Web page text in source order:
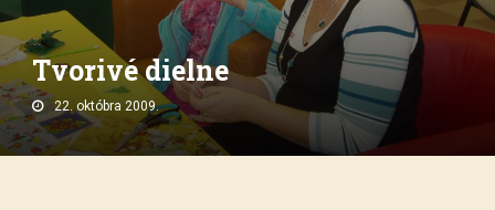
Tvorivé dielne
22. októbra 2009.